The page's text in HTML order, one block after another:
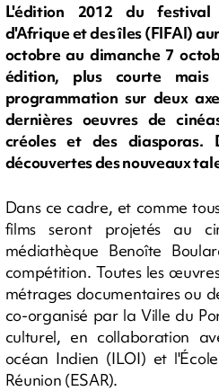
L'édition 2012 du
d'Afrique et des îles (FIFAI)
octobre au dimanche 7
édition, plus courte
programmation sur deux
dernières oeuvres de
créoles et des diasporas.
découvertes des nouveaux
Dans ce cadre, et comme
films seront projetés au
médiathèque Benoîte
compétition. Toutes les
métrages documentaires ou
co-organisé par la Ville du
culturel, en collaboration
océan Indien (ILOI) et
Réunion (ESAR).